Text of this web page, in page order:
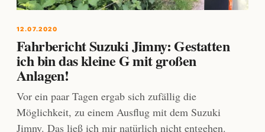
12.07.2020
Fahrbericht Suzuki Jimny: Gestatten
ich bin das kleine G mit großen
Anlagen!
Vor ein paar Tagen ergab sich zufällig die
Möglichkeit, zu einem Ausflug mit dem Suzuki
Jimny. Das ließ ich mir natürlich nicht entgehen.